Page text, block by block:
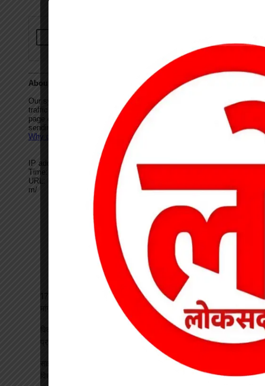
17 अगस्त की हड़ताल से पहले चेयरमैन ने बुलाई बैठक, बिजली कर्मियों की
विकसित भारत रोजगार मिशन पर खारंग में एकदिवसीय प्रशिक्षण, जनपद
प्रतिनिधियों ने सीखी योजनाओं के प्रभावी क्रियान्वयन की बारीकियां
साइबर सुरक्षा एवं छात्र कानून जागरूकता कार्यक्रम आयोजित, प्रतिभावान